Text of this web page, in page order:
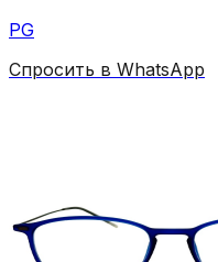
PG
Спросить в WhatsApp